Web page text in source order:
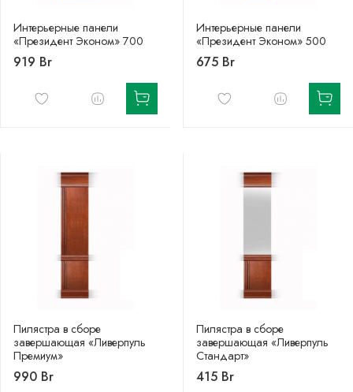
Интерьерные панели
«Президент Эконом» 700
919 Br
Интерьерные панели
«Президент Эконом» 500
675 Br
Пилястра в сборе
завершающая «Ливерпуль
Премиум»
990 Br
Пилястра в сборе
завершающая «Ливерпуль
Стандарт»
415 Br